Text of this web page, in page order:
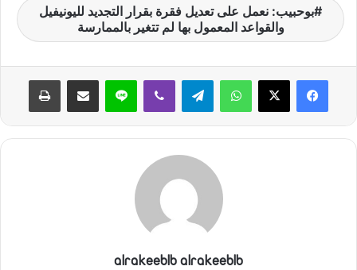
بوحبيب: نعمل على تعديل فقرة بقرار التجديد لليونيفيل
والقواعد المعمول بها لم تتغير بالممارسة
واتساب لاين
alrakeeblb alrakeeblb